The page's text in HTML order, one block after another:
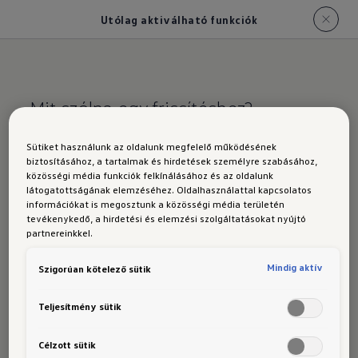
Utólag aktiválható funkciók
Mit szólna egy frissítéshez?
Utólag aktiválható
funkciók
Bővítse Volkswagenje felszereltségét a jármű
rugalmasan, utólag is aktiválhat
frissítések
Sütiket használunk az oldalunk megfelelő működésének
biztosításához, a tartalmak és hirdetések személyre szabásához,
közösségi média funkciók felkínálásához és az oldalunk
látogatottságának elemzéséhez. Oldalhasználattal kapcsolatos
információkat is megosztunk a közösségi média területén
tevékenykedő, a hirdetési és elemzési szolgáltatásokat nyújtó
partnereinkkel.
Szigorúan kötelező sütik Mindig aktív
Teljesítmény sütik
Célzott sütik